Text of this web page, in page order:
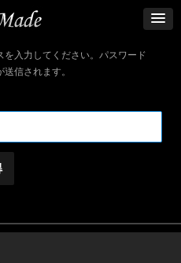
入力してください。パスワード
信されます。